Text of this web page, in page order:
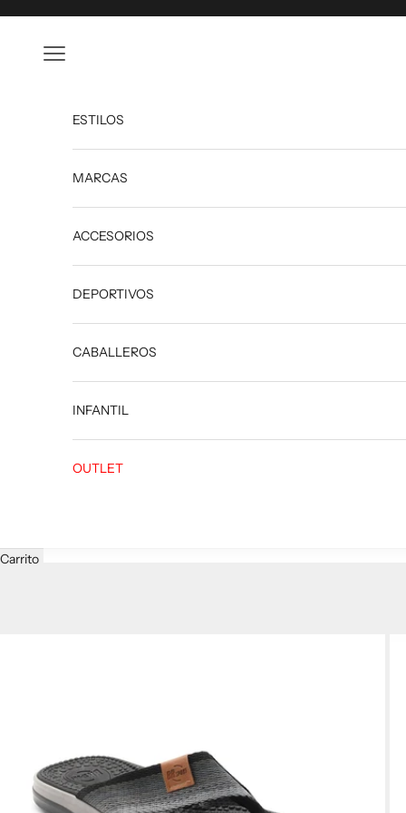
Abrir menú de navegación
ESTILOS
MARCAS
ACCESORIOS
DEPORTIVOS
CABALLEROS
INFANTIL
OUTLET
Carrito